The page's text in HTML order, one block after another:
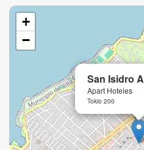
San Isidro
Apart Hoteles
Tokio 200
+
−